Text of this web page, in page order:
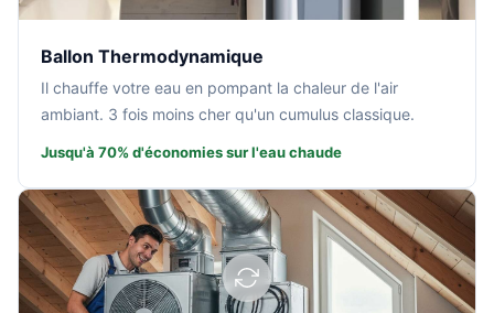
Ballon Thermodynamique
Il chauffe votre eau en pompant la chaleur de l'air
ambiant. 3 fois moins cher qu'un cumulus classique.
Jusqu'à 70% d'économies sur l'eau chaude